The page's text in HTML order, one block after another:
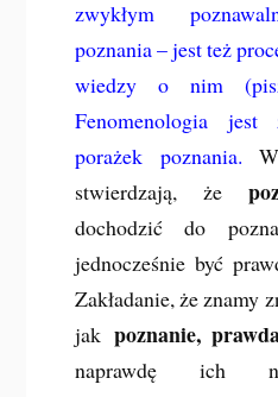
zwykłym
poznania – jest też
wiedzy o nim
Fenomenologia
porażek poznania.
stwierdzają, że
dochodzić do
jednocześnie być
Zakładanie, że znamy
jak poznanie,
naprawdę ich